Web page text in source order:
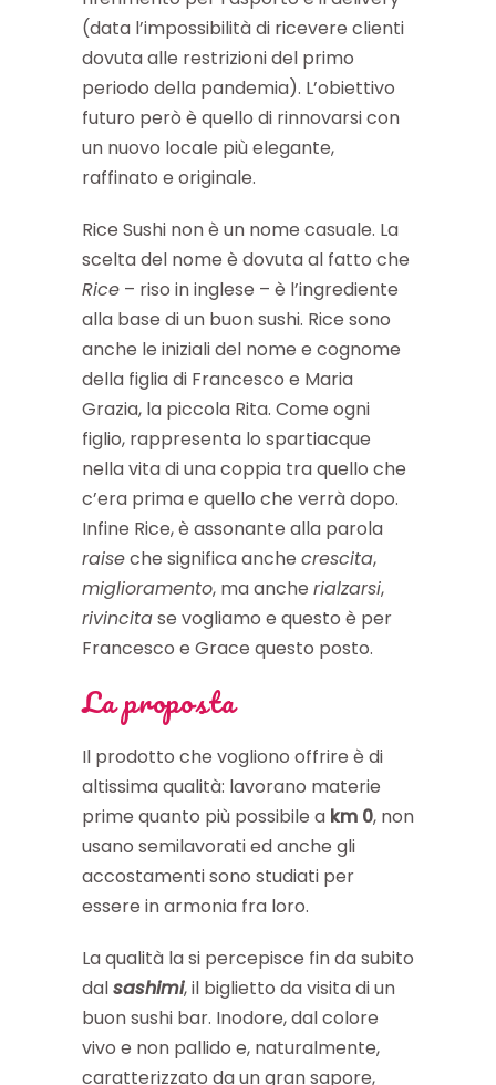
(data l’impossibilità di ricevere clienti
dovuta alle restrizioni del primo
periodo della pandemia). L’obiettivo
futuro però è quello di rinnovarsi con
un nuovo locale più elegante,
raffinato e originale.
Rice Sushi non è un nome casuale. La
scelta del nome è dovuta al fatto che
Rice – riso in inglese – è l’ingrediente
alla base di un buon sushi. Rice sono
anche le iniziali del nome e cognome
della figlia di Francesco e Maria
Grazia, la piccola Rita. Come ogni
figlio, rappresenta lo spartiacque
nella vita di una coppia tra quello che
c’era prima e quello che verrà dopo.
Infine Rice, è assonante alla parola
raiseche significa anche crescita,
miglioramento, ma anche rialzarsi,
rivincitase vogliamo e questo è per
Francesco e Grace questo posto.
La proposta
Il prodotto che vogliono offrire è di
altissima qualità: lavorano materie
prime quanto più possibile a km 0, non
usano semilavorati ed anche gli
accostamenti sono studiati per
essere in armonia fra loro.
La qualità la si percepisce fin da subito
dalsashimi, il biglietto da visita di un
buon sushi bar. Inodore, dal colore
vivo e non pallido e, naturalmente,
caratterizzato da un gran sapore,